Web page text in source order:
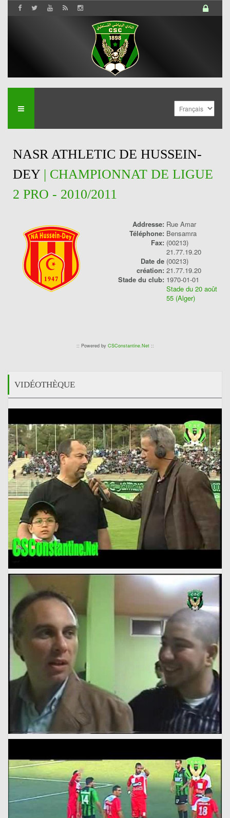
NASR ATHLETIC DE HUSSEIN-
DEY | CHAMPIONNAT DE LIGUE
2 PRO - 2010/2011
Addresse: Rue Amar
Bensamra
Téléphone:
(00213)
21.77.19.20
Fax:
(00213)
21.77.19.20
Date de
création:
1970-01-01
Stade du club:
Stade du 20 août
55 (Alger)
:: Powered by CSConstantine.Net::
VIDÉOTHÈQUE